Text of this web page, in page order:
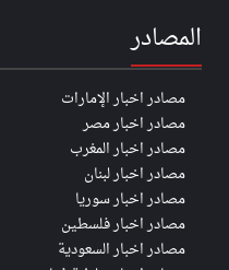
المصادر
مصادر اخبار الإمارات
مصادر اخبار مصر
مصادر اخبار المغرب
مصادر اخبار لبنان
مصادر اخبار سوريا
مصادر اخبار فلسطين
مصادر اخبار السعودية